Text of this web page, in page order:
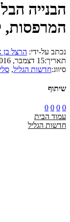
הבנייה
המרפסות,
נכתב על-ידי: הרצל
תאריך:15 דצמבר, 2016
סיווג:חדשות הגליל,
שיתוף
0
0
0
0
עמוד הבית
חדשות הגליל